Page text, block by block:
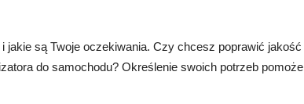
jakie są Twoje oczekiwania. Czy chcesz poprawić jakość
do samochodu? Określenie swoich potrzeb pomoże